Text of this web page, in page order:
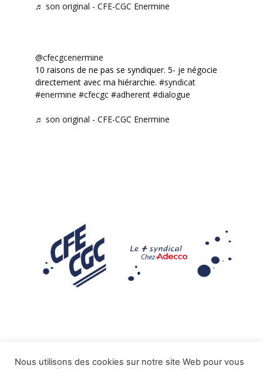
♬ son original - CFE-CGC Enermine
@cfecgcenermine
10 raisons de ne pas se syndiquer. 5- je négocie
directement avec ma hiérarchie. #syndicat
#enermine #cfecgc #adherent #dialogue
♬ son original - CFE-CGC Enermine
Nous utilisons des cookies sur notre site Web pour vous